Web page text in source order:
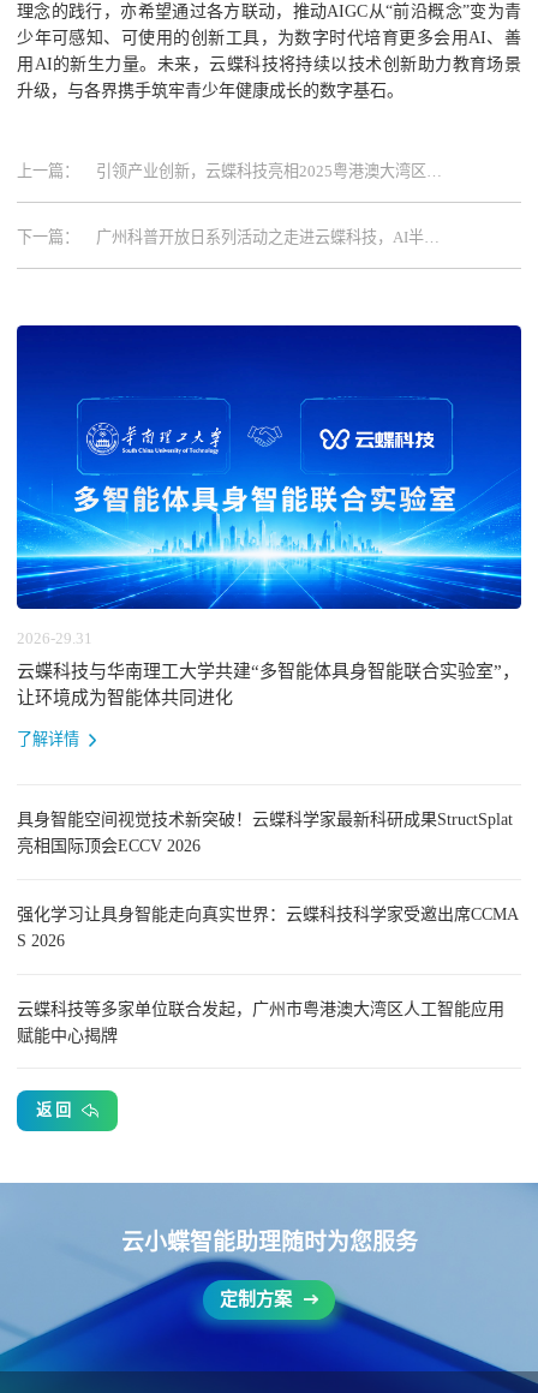
理念的践行，亦希望通过各方联动，推动AIGC从“前沿概念”变为青
少年可感知、可使用的创新工具，为数字时代培育更多会用AI、善
用AI的新生力量。未来，云蝶科技将持续以技术创新助力教育场景
升级，与各界携手筑牢青少年健康成长的数字基石。
上一篇：
引领产业创新，云蝶科技亮相2025粤港澳大湾区文
化产业投资大会
下一篇：
广州科普开放日系列活动之走进云蝶科技，AI半日
营圆满收官
2026-29.31
云蝶科技与华南理工大学共建“多智能体具身智能联合实验室”，
让环境成为智能体共同进化
了解详情
具身智能空间视觉技术新突破！云蝶科学家最新科研成果StructSplat
亮相国际顶会ECCV 2026
强化学习让具身智能走向真实世界：云蝶科技科学家受邀出席CCMA
S 2026
云蝶科技等多家单位联合发起，广州市粤港澳大湾区人工智能应用
赋能中心揭牌
返 回
云小蝶智能助理随时为您服务
定制方案